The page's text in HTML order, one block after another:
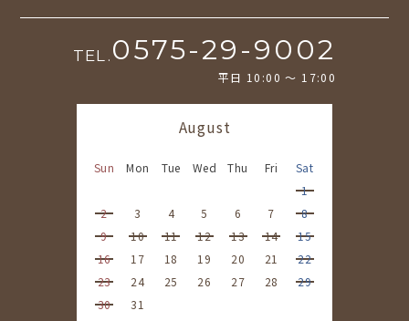
TEL. 0575-29-9002
平日 10:00 〜 17:00
August
Sun Mon Tue Wed Thu Fri
Sat
1
2
3 4 5 6 7
8
9
10 11 12 13 14
15
16
17 18 19 20 21
22
23
24 25 26 27 28
29
30
31